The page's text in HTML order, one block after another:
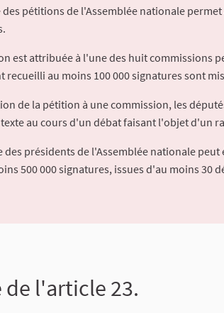
pétitions de l'Assemblée nationale
est attribuée à l'une des huit commissions
recueilli au moins 100 000 signatures sont
de la pétition à une commission, les
au cours d'un débat faisant l'objet d'un
des présidents de l'Assemblée nationale
500 000 signatures, issues d'au moins 30
de l'article 23.